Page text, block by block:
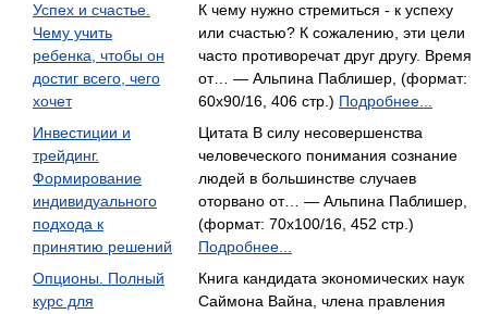
Успех и счастье.
Чему учить
ребенка, чтобы он
достиг всего, чего
хочет
К чему нужно стремиться - к успеху
или счастью? К сожалению, эти цели
часто противоречат друг другу. Время
от… — Альпина Паблишер, (формат:
60x90/16, 406 стр.) Подробнее...
Инвестиции и
трейдинг.
Формирование
индивидуального
подхода к
принятию решений
Цитата В силу несовершенства
человеческого понимания сознание
людей в большинстве случаев
оторвано от… — Альпина Паблишер,
(формат: 70x100/16, 452 стр.)
Подробнее...
Опционы. Полный
курс для
Книга кандидата экономических наук
Саймона Вайна, члена правления